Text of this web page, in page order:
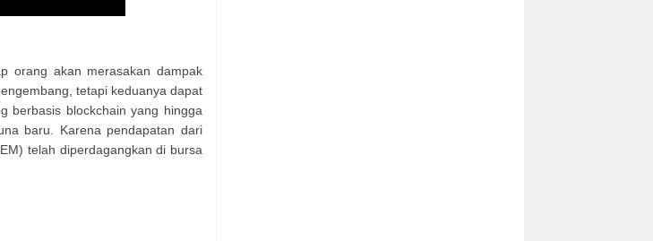
orang akan merasakan dampak
tetapi keduanya dapat
berbasis blockchain yang hingga
baru. Karena pendapatan dari
telah diperdagangkan di bursa